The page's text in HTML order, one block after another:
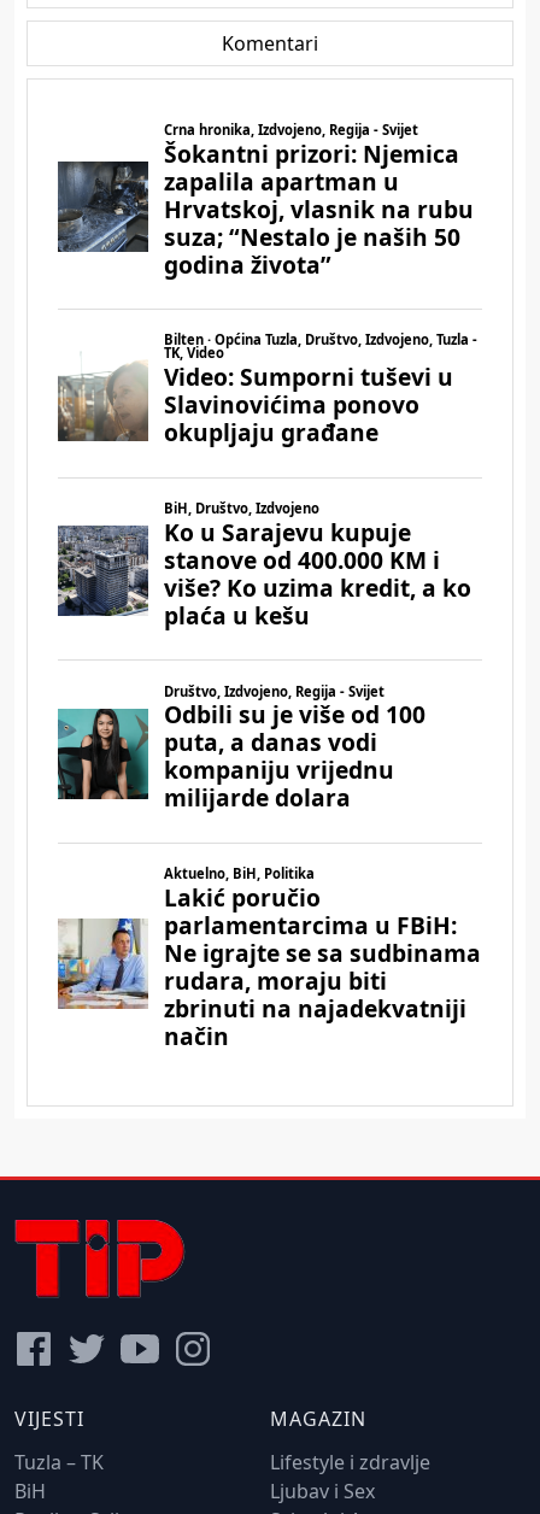
Komentari
VIJESTI
Tuzla – TK
BiH
MAGAZIN
Lifestyle i zdravlje
Ljubav i Sex